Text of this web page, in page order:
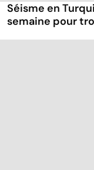
Séisme en
semaine pour